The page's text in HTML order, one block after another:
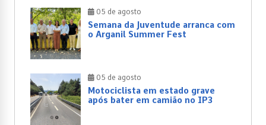
05 de agosto
Semana da Juventude arranca com
o Arganil Summer Fest
05 de agosto
Motociclista em estado grave
após bater em camião no IP3